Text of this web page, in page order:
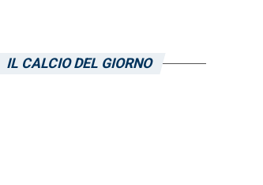
IL CALCIO DEL GIORNO